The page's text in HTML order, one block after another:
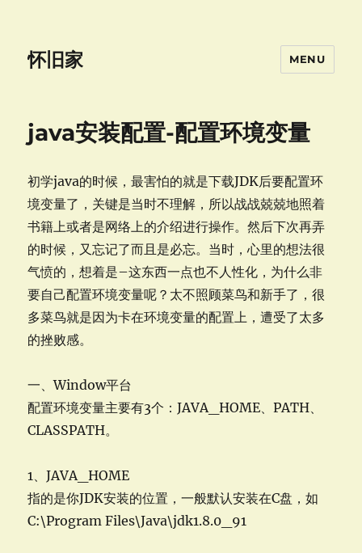
怀旧家 MENU
java安装配置-配置环境变量
初学java的时候，最害怕的就是下载JDK后要配置环
境变量了，关键是当时不理解，所以战战兢兢地照着
书籍上或者是网络上的介绍进行操作。然后下次再弄
的时候，又忘记了而且是必忘。当时，心里的想法很
气愤的，想着是–这东西一点也不人性化，为什么非
要自己配置环境变量呢？太不照顾菜鸟和新手了，很
多菜鸟就是因为卡在环境变量的配置上，遭受了太多
的挫败感。
一、Window平台
配置环境变量主要有3个：JAVA_HOME、PATH、
CLASSPATH。
1、JAVA_HOME
指的是你JDK安装的位置，一般默认安装在C盘，如
C:\Program Files\Java\jdk1.8.0_91